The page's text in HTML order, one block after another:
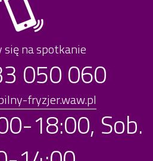
na spotkanie
050 060
fryzjer.waw.pl
18:00, Sob.